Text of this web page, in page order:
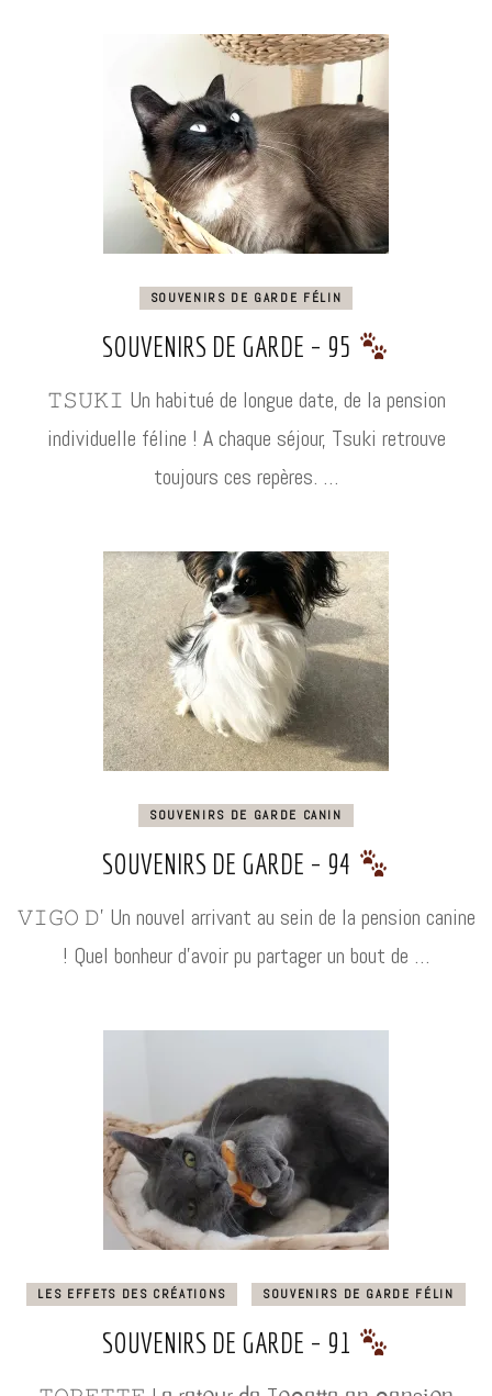
SOUVENIRS DE GARDE FÉLIN
SOUVENIRS DE GARDE – 95
𝚃𝚂𝚄𝙺𝙸 Un habitué de longue date, de la pension
individuelle féline ! A chaque séjour, Tsuki retrouve
toujours ces repères. …
SOUVENIRS DE GARDE CANIN
SOUVENIRS DE GARDE – 94
𝚅𝙸𝙶𝙾 𝙳’ Un nouvel arrivant au sein de la pension canine
! Quel bonheur d’avoir pu partager un bout de …
LES EFFETS DES CRÉATIONS SOUVENIRS DE GARDE FÉLIN
SOUVENIRS DE GARDE – 91